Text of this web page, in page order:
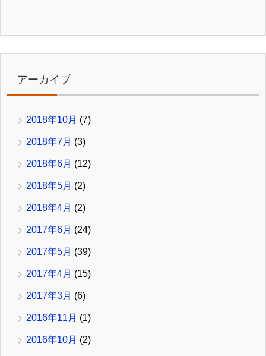
アーカイブ
2018年10月 (7)
2018年7月 (3)
2018年6月 (12)
2018年5月 (2)
2018年4月 (2)
2017年6月 (24)
2017年5月 (39)
2017年4月 (15)
2017年3月 (6)
2016年11月 (1)
2016年10月 (2)